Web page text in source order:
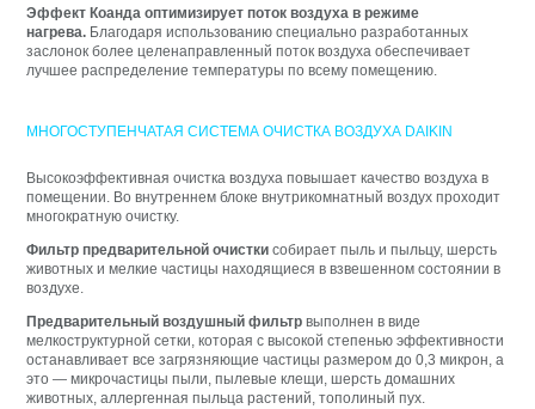
Эффект Коанда оптимизирует поток воздуха в режиме
нагрева. Благодаря использованию специально разработанных
заслонок более целенаправленный поток воздуха обеспечивает
лучшее распределение температуры по всему помещению.
МНОГОСТУПЕНЧАТАЯ СИСТЕМА ОЧИСТКА ВОЗДУХА DAIKIN
Высокоэффективная очистка воздуха повышает качество воздуха в
помещении. Во внутреннем блоке внутрикомнатный воздух проходит
многократную очистку.
Фильтр предварительной очистки собирает пыль и пыльцу, шерсть
животных и мелкие частицы находящиеся в взвешенном состоянии в
воздухе.
Предварительный воздушный фильтр выполнен в виде
мелкоструктурной сетки, которая с высокой степенью эффективности
останавливает все загрязняющие частицы размером до 0,3 микрон, а
это — микрочастицы пыли, пылевые клещи, шерсть домашних
животных, аллергенная пыльца растений, тополиный пух.